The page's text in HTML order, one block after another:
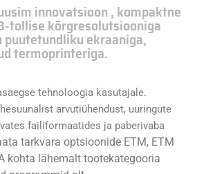
innovatsioon , kompaktne
tollise kõrgresolutsiooniga
ekraaniga,
termoprinteriga.
tehnoloogia kasutajale.
arvutiühendust, uuringute
failiformaatides ja paberivaba
tarkvara optsioonide ETM, ETM
kohta lähemalt tootekategooria